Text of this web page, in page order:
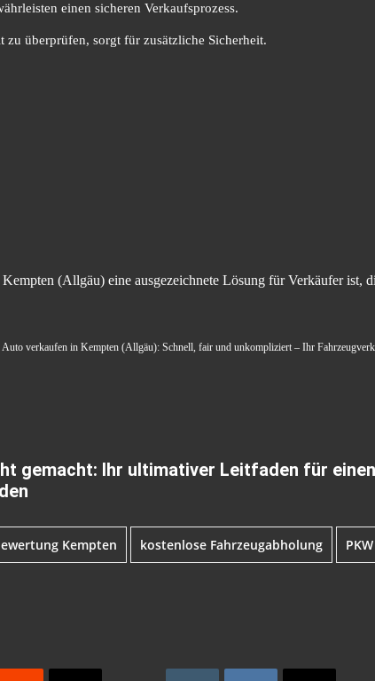
einen sicheren Verkaufsprozess.
überprüfen, sorgt für zusätzliche Sicherheit.
(Allgäu) eine ausgezeichnete Lösung für Verkäufer ist,
verkaufen in Kempten (Allgäu): Schnell, fair und unkompliziert – Ihr
gemacht: Ihr ultimativer Leitfaden für
Kempten kostenlose Fahrzeugabholung